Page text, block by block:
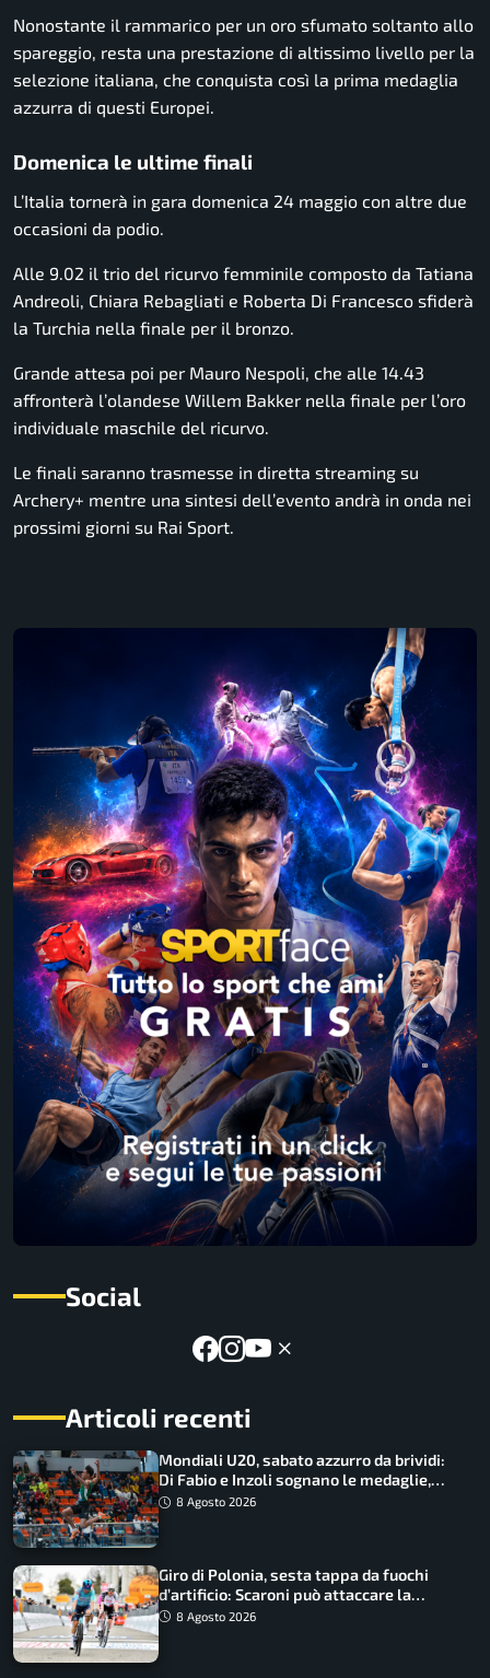
Nonostante il rammarico per un oro sfumato soltanto allo
spareggio, resta una prestazione di altissimo livello per la
selezione italiana, che conquista così la prima medaglia
azzurra di questi Europei.
Domenica le ultime finali
L’Italia tornerà in gara domenica 24 maggio con altre due
occasioni da podio.
Alle 9.02 il trio del ricurvo femminile composto da Tatiana
Andreoli, Chiara Rebagliati e Roberta Di Francesco sfiderà
la Turchia nella finale per il bronzo.
Grande attesa poi per Mauro Nespoli, che alle 14.43
affronterà l’olandese Willem Bakker nella finale per l’oro
individuale maschile del ricurvo.
Le finali saranno trasmesse in diretta streaming su
Archery+ mentre una sintesi dell’evento andrà in onda nei
prossimi giorni su Rai Sport.
Social
Articoli recenti
Mondiali U20, sabato azzurro da brividi:
Di Fabio e Inzoli sognano le medaglie,
Castellani e Succo in finale
8 Agosto 2026
Giro di Polonia, sesta tappa da fuochi
d’artificio: Scaroni può attaccare la
maglia di Lemmen
8 Agosto 2026